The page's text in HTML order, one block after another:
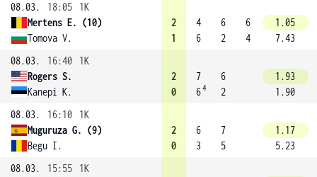
08.03. 18:05
1K
Mertens E. (10)
Tomova V.
2
1
4
6
6
2
6
4
1.05
7.43
08.03.
16:40
1K
Rogers S.
Kanepi K.
2
0
7
64
6
2
1.93
1.90
08.03.
16:10
1K
Muguruza G. (9)
Begu I.
2
0
6
3
7
5
1.17
5.23
08.03.
15:55
1K